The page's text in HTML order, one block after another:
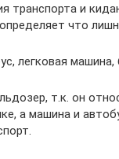
транспорта и
что
легковая машина,
т.к. он
а машина и